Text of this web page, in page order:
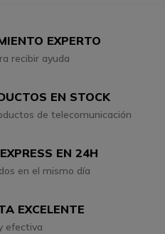
EXPERTO
recibir ayuda
EN STOCK
de telecomunicación
EN 24H
en el mismo día
EXCELENTE
efectiva